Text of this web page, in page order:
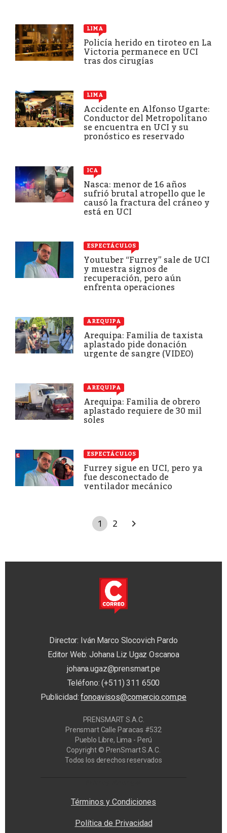
LIMA
Policía herido en tiroteo en La
Victoria permanece en UCI
tras dos cirugías
LIMA
Accidente en Alfonso Ugarte:
Conductor del Metropolitano
se encuentra en UCI y su
pronóstico es reservado
ICA
Nasca: menor de 16 años
sufrió brutal atropello que le
causó la fractura del cráneo y
está en UCI
ESPECTÁCULOS
Youtuber “Furrey” sale de UCI
y muestra signos de
recuperación, pero aún
enfrenta operaciones
AREQUIPA
Arequipa: Familia de taxista
aplastado pide donación
urgente de sangre (VIDEO)
AREQUIPA
Arequipa: Familia de obrero
aplastado requiere de 30 mil
soles
ESPECTÁCULOS
Furrey sigue en UCI, pero ya
fue desconectado de
ventilador mecánico
1 2
Director: Iván Marco Slocovich Pardo
Editor Web: Johana Liz Ugaz Oscanoa
johana.ugaz@prensmart.pe
Teléfono: (+511) 311 6500
Publicidad:fonoavisos@comercio.com.pe
PRENSMART S.A.C.
Prensmart Calle Paracas #532
Pueblo Libre, Lima - Perú
Copyright © PrenSmart S.A.C.
Todos los derechos reservados
Términos y Condiciones
Política de Privacidad